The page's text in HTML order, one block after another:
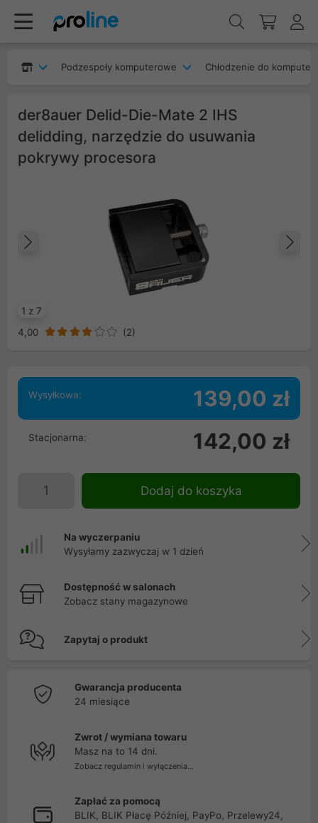
Podzespoły komputerowe Chłodzenie do
der8auer Delid-Die-Mate 2 IHS
delidding, narzędzie do usuwania
pokrywy procesora
1 z 7
Poprzedni
4,00 (2)
Wysyłkowa: 139,00 zł
Stacjonarna: 142,00 zł
Dodaj do koszyka
Na wyczerpaniu
Wysyłamy zazwyczaj w 1 dzień
Dostępność w salonach
Zobacz stany magazynowe
Zapytaj o produkt
Gwarancja producenta
24 miesiące
Zwrot / wymiana towaru
Masz na to 14 dni.
Zobacz regulamin i wyłączenia...
Zapłać za pomocą
BLIK, BLIK Płacę Później, PayPo, Przelewy24,